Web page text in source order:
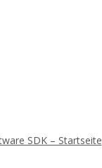
SDK – Startseite